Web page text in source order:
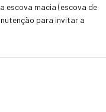
escova macia (escova de
para invitar a